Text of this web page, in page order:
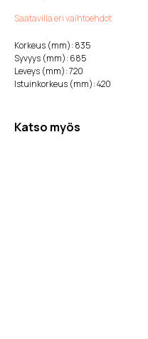
Saatavilla eri vaihtoehdot
Korkeus (mm): 835
Syvyys (mm): 685
Leveys (mm): 720
Istuinkorkeus (mm): 420
Katso myös